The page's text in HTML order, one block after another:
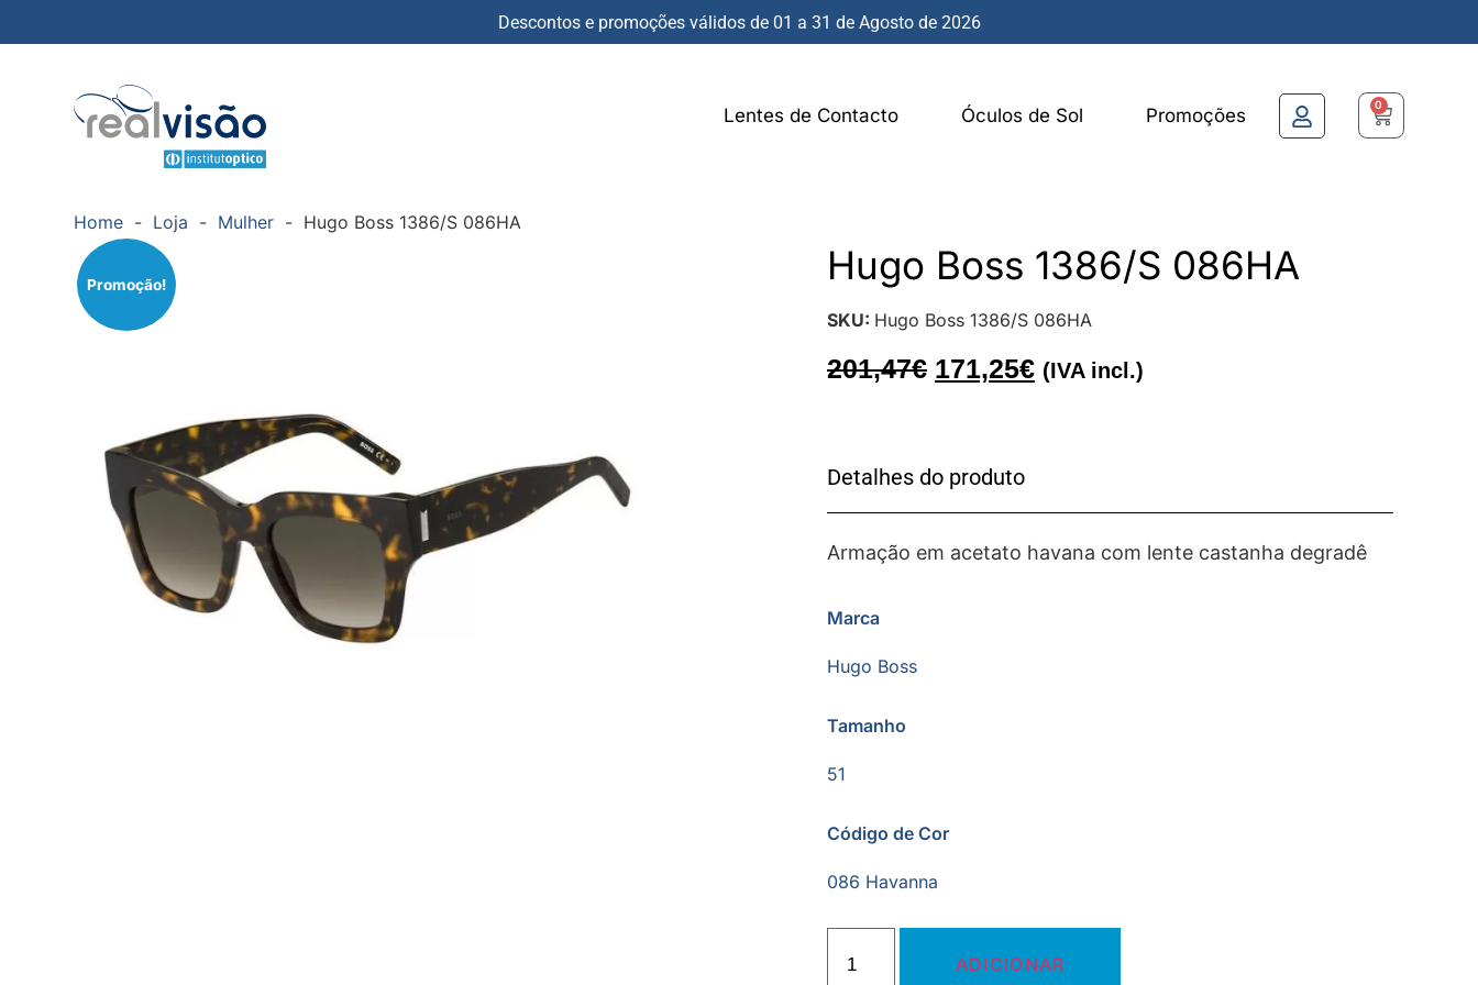
Descontos e promoções válidos de 01 a 31 de Agosto de 2026
Lentes de Contacto Óculos de Sol Promoções 0
Home - Loja - Mulher - Hugo Boss 1386/S 086HA
Promoção! Hugo Boss 1386/S 086HA
SKU: Hugo Boss 1386/S 086HA
201,47€ 171,25€ (IVA incl.)
Detalhes do produto
Armação em acetato havana com lente castanha degradê
Marca
Hugo Boss
Tamanho
51
Código de Cor
086 Havanna
ADICIONAR